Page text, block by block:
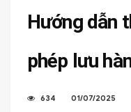
Hướng dẫn
phép lưu
634 01/07/2025